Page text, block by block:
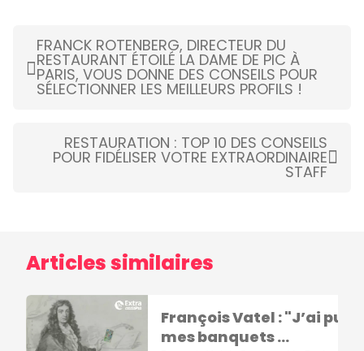
FRANCK ROTENBERG, DIRECTEUR DU
RESTAURANT ÉTOILÉ LA DAME DE PIC À
PARIS, VOUS DONNE DES CONSEILS POUR
SÉLECTIONNER LES MEILLEURS PROFILS !
RESTAURATION : TOP 10 DES CONSEILS
POUR FIDÉLISER VOTRE EXTRAORDINAIRE
STAFF
Articles similaires
François Vatel : "J’ai pu
mes banquets ...